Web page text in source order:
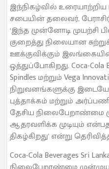
இந்நிகழ்வில் உரையாற்றிய
சபையின் தலைவர்,
‘இந்த முன்னோடி முயற்சி
குறைத்து நிலையான
ஊக்குவிக்கும்
ஒத்துப்போகிறது. Coca-Cola
Spindles மற்றும் Vega
நிறுவனங்களுக்கு
புத்தாக்கம் மற்றும்
தேசிய நிலைபேறாண்மை
ஆதரவளிக்க முடியும்
திகழ்கிறது’ என்று
Coca-Cola Beverages Sri